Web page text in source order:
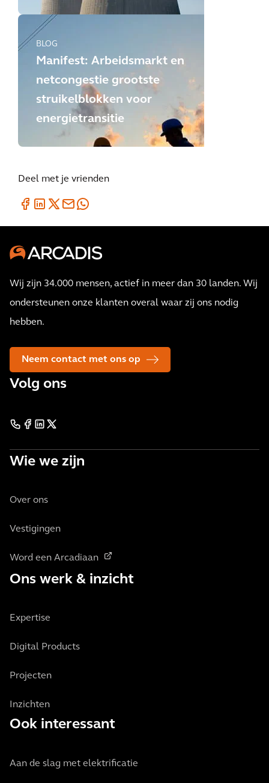
BLOG
Manifest: Arbeidsmarkt en
netcongestie grootste
struikelblokken voor
energietransitie
Deel met je vrienden
Wij zijn 34.000 mensen, actief in meer dan 30 landen. Wij
ondersteunen onze klanten overal waar zij ons nodig
hebben.
Neem contact met ons op
Volg ons
Wie we zijn
Over ons
Vestigingen
Word een Arcadiaan
Ons werk & inzicht
Expertise
Digital Products
Projecten
Inzichten
Ook interessant
Aan de slag met elektrificatie